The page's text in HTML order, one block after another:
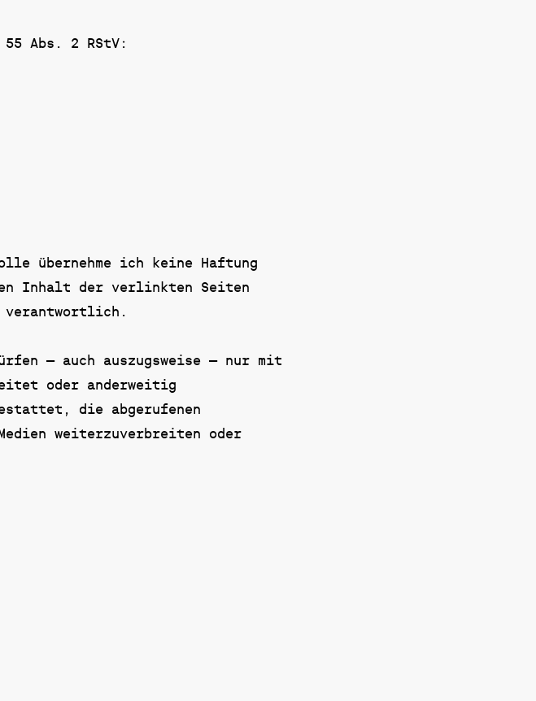
Abs. 2 RStV:
übernehme ich keine Haftung
Inhalt der verlinkten Seiten
verantwortlich.
– auch auszugsweise – nur mit
oder anderweitig
die abgerufenen
weiterzuverbreiten oder